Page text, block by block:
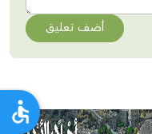
أضف تعليق